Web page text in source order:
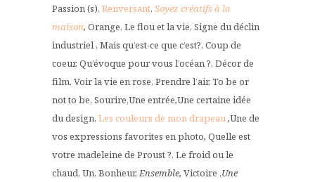
Passion (s), Renversant, Soyez créatifs à la
maison, Orange, Le flou et la vie, Signe du déclin
industriel , Mais qu’est-ce que c’est?, Coup de
coeur, Qu’évoque pour vous l’océan ?, Décor de
film, Voir la vie en rose, Prendre l’air, To be or
not to be, Sourire,Une entrée,Une certaine idée
du design, Les couleurs de mon drapeau ,Une de
vos expressions favorites en photo, Quelle est
votre madeleine de Proust ?, Le froid ou le
chaud, Un, Bonheur, Ensemble, Victoire ,Une